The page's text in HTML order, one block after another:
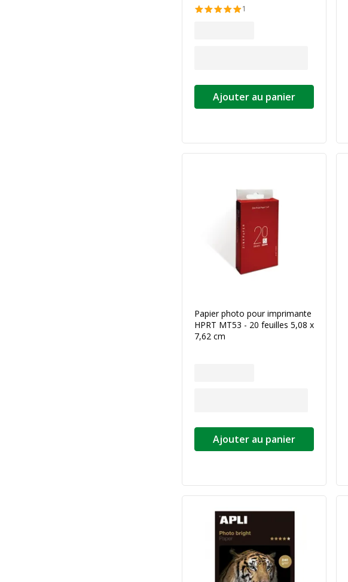
1
Ajouter au panier
Papier photo pour imprimante
HPRT MT53 - 20 feuilles 5,08 x
7,62 cm
Ajouter au panier